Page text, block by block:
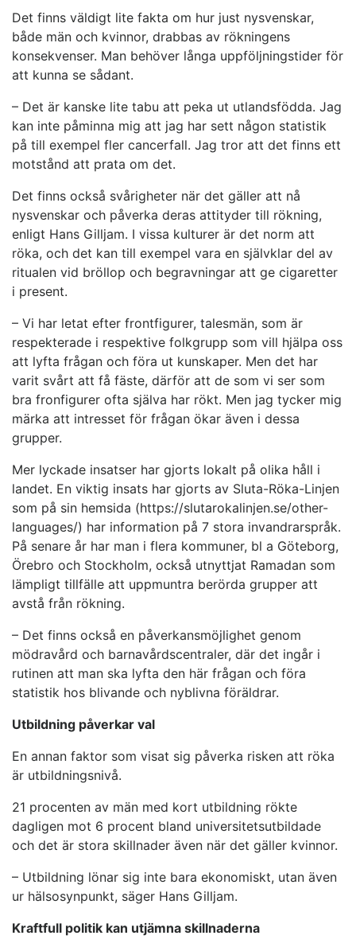
Det finns väldigt lite fakta om hur just nysvenskar,
både män och kvinnor, drabbas av rökningens
konsekvenser. Man behöver långa uppföljningstider för
att kunna se sådant.
– Det är kanske lite tabu att peka ut utlandsfödda. Jag
kan inte påminna mig att jag har sett någon statistik
på till exempel fler cancerfall. Jag tror att det finns ett
motstånd att prata om det.
Det finns också svårigheter när det gäller att nå
nysvenskar och påverka deras attityder till rökning,
enligt Hans Gilljam. I vissa kulturer är det norm att
röka, och det kan till exempel vara en självklar del av
ritualen vid bröllop och begravningar att ge cigaretter
i present.
– Vi har letat efter frontfigurer, talesmän, som är
respekterade i respektive folkgrupp som vill hjälpa oss
att lyfta frågan och föra ut kunskaper. Men det har
varit svårt att få fäste, därför att de som vi ser som
bra fronfigurer ofta själva har rökt. Men jag tycker mig
märka att intresset för frågan ökar även i dessa
grupper.
Mer lyckade insatser har gjorts lokalt på olika håll i
landet. En viktig insats har gjorts av Sluta-Röka-Linjen
som på sin hemsida (https://slutarokalinjen.se/other-
languages/) har information på 7 stora invandrarspråk.
På senare år har man i flera kommuner, bl a Göteborg,
Örebro och Stockholm, också utnyttjat Ramadan som
lämpligt tillfälle att uppmuntra berörda grupper att
avstå från rökning.
– Det finns också en påverkansmöjlighet genom
mödravård och barnavårdscentraler, där det ingår i
rutinen att man ska lyfta den här frågan och föra
statistik hos blivande och nyblivna föräldrar.
Utbildning påverkar val
En annan faktor som visat sig påverka risken att röka
är utbildningsnivå.
21 procenten av män med kort utbildning rökte
dagligen mot 6 procent bland universitetsutbildade
och det är stora skillnader även när det gäller kvinnor.
– Utbildning lönar sig inte bara ekonomiskt, utan även
ur hälsosynpunkt, säger Hans Gilljam.
Kraftfull politik kan utjämna skillnaderna